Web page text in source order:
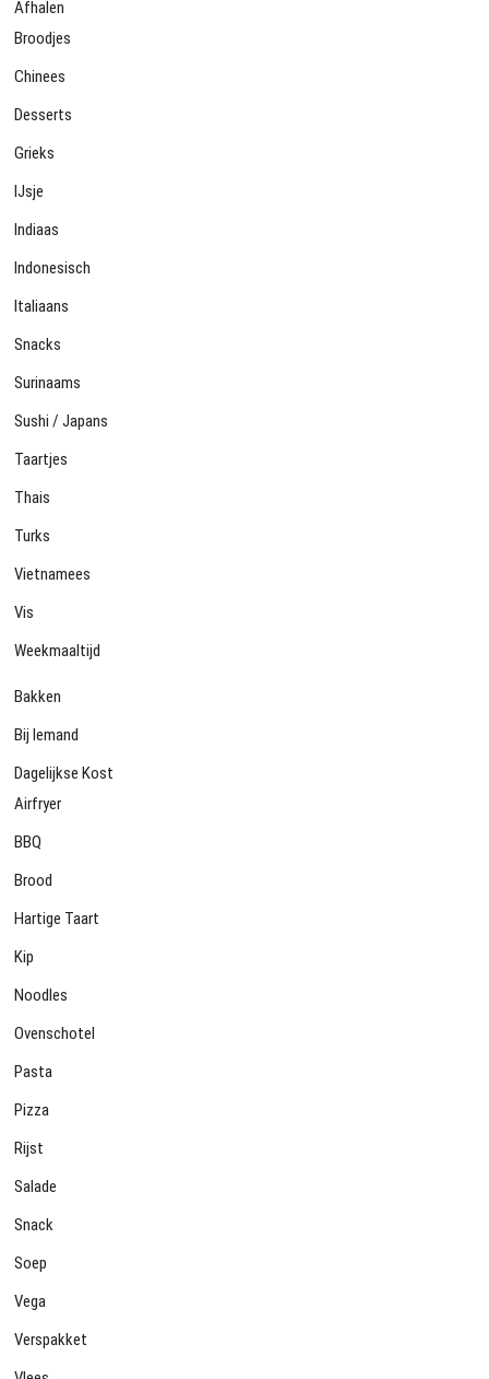
Afhalen
Broodjes
Chinees
Desserts
Grieks
IJsje
Indiaas
Indonesisch
Italiaans
Snacks
Surinaams
Sushi / Japans
Taartjes
Thais
Turks
Vietnamees
Vis
Weekmaaltijd
Bakken
Bij Iemand
Dagelijkse Kost
Airfryer
BBQ
Brood
Hartige Taart
Kip
Noodles
Ovenschotel
Pasta
Pizza
Rijst
Salade
Snack
Soep
Vega
Verspakket